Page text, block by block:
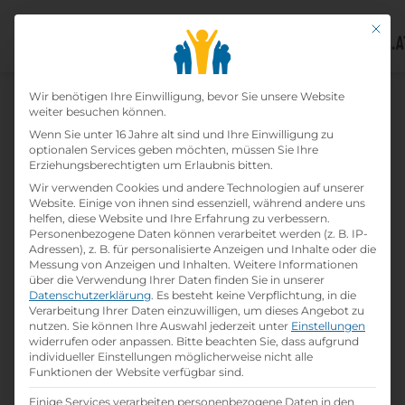
Home»Lehrbetriebe »Bau Beton GmbH
Bau Beton Gmbh
printLehrstelle ausdrucken
Detailinformationen
folderBranche:
Bau / Baunebengewerbe / Holz
Mit
Datenschutz-
Wir benötigen Ihre Einwilligung, bevor Sie unsere Website
weiter besuchen können.
Wenn Sie unter 16 Jahre alt sind und Ihre Einwilligung zu
optionalen Services geben möchten, müssen Sie Ihre
Erziehungsberechtigten um Erlaubnis bitten.
Wir verwenden Cookies und andere Technologien auf unserer
Website. Einige von ihnen sind essenziell, während andere uns
helfen, diese Website und Ihre Erfahrung zu verbessern.
Personenbezogene Daten können verarbeitet werden (z. B. IP-
Adressen), z. B. für personalisierte Anzeigen und Inhalte oder die
Messung von Anzeigen und Inhalten. Weitere Informationen
über die Verwendung Ihrer Daten finden Sie in unserer
Datenschutzerklärung. Es besteht keine Verpflichtung, in die
Verarbeitung Ihrer Daten einzuwilligen, um dieses Angebot zu
nutzen. Sie können Ihre Auswahl jederzeit unter Einstellungen
widerrufen oder anpassen. Bitte beachten Sie, dass aufgrund
individueller Einstellungen möglicherweise nicht alle
Funktionen der Website verfügbar sind.
Einige Services verarbeiten personenbezogene Daten in den